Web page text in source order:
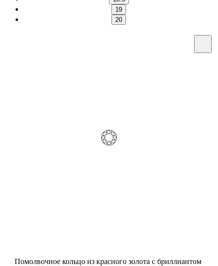
19
20
Помолвочное кольцо из красного золота с бриллиантом